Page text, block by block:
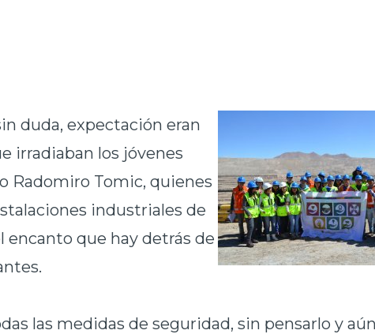
duda, expectación eran
irradiaban los jóvenes
Radomiro Tomic, quienes
industriales de
encanto que hay detrás de
las medidas de seguridad, sin pensarlo y aún